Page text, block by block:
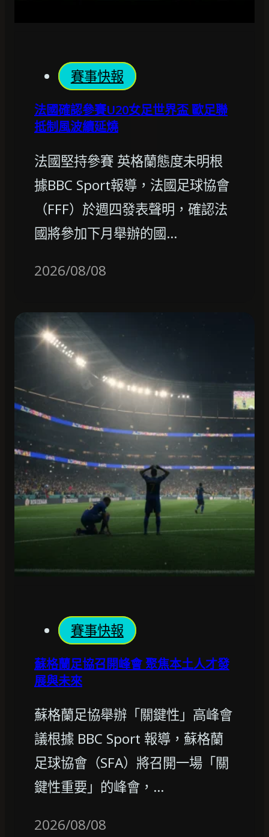
賽事快報
法國確認參賽U20女足世界盃 歐足聯
抵制風波續延燒
法國堅持參賽 英格蘭態度未明根
據BBC Sport報導，法國足球協會
（FFF）於週四發表聲明，確認法
國將參加下月舉辦的國…
2026/08/08
賽事快報
蘇格蘭足協召開峰會 聚焦本土人才發
展與未來
蘇格蘭足協舉辦「關鍵性」高峰會
議根據 BBC Sport 報導，蘇格蘭
足球協會（SFA）將召開一場「關
鍵性重要」的峰會，…
2026/08/08